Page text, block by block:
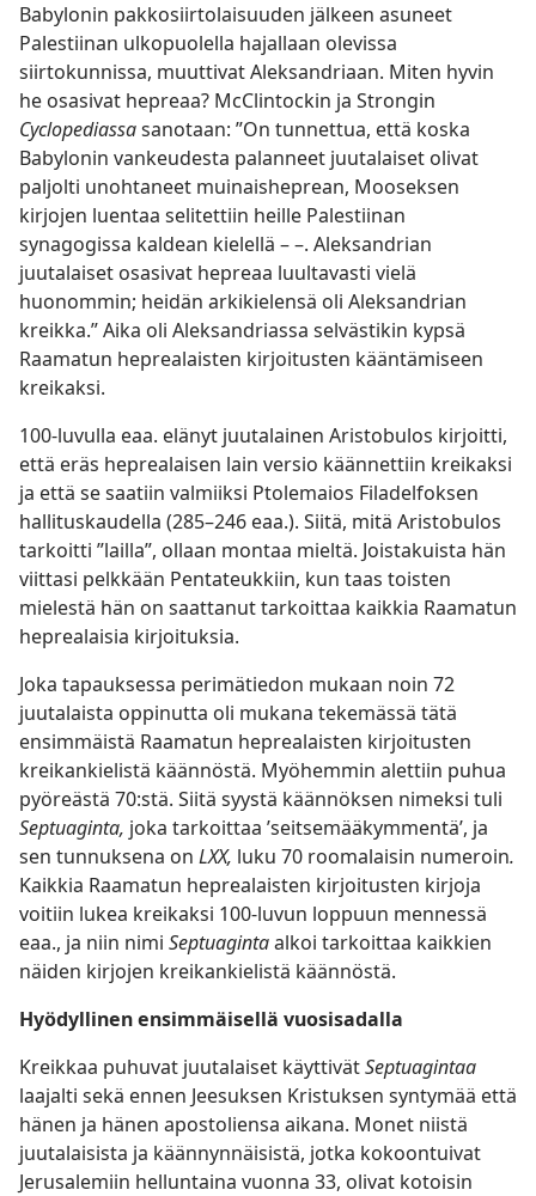
Babylonin pakkosiirtolaisuuden jälkeen asuneet
Palestiinan ulkopuolella hajallaan olevissa
siirtokunnissa, muuttivat Aleksandriaan. Miten hyvin
he osasivat hepreaa? McClintockin ja Strongin
Cyclopediassasanotaan: ”On tunnettua, että koska
Babylonin vankeudesta palanneet juutalaiset olivat
paljolti unohtaneet muinaisheprean, Mooseksen
kirjojen luentaa selitettiin heille Palestiinan
synagogissa kaldean kielellä – –. Aleksandrian
juutalaiset osasivat hepreaa luultavasti vielä
huonommin; heidän arkikielensä oli Aleksandrian
kreikka.” Aika oli Aleksandriassa selvästikin kypsä
Raamatun heprealaisten kirjoitusten kääntämiseen
kreikaksi.
100-luvulla eaa. elänyt juutalainen Aristobulos kirjoitti,
että eräs heprealaisen lain versio käännettiin kreikaksi
ja että se saatiin valmiiksi Ptolemaios Filadelfoksen
hallituskaudella (285–246 eaa.). Siitä, mitä Aristobulos
tarkoitti ”lailla”, ollaan montaa mieltä. Joistakuista hän
viittasi pelkkään Pentateukkiin, kun taas toisten
mielestä hän on saattanut tarkoittaa kaikkia Raamatun
heprealaisia kirjoituksia.
Joka tapauksessa perimätiedon mukaan noin 72
juutalaista oppinutta oli mukana tekemässä tätä
ensimmäistä Raamatun heprealaisten kirjoitusten
kreikankielistä käännöstä. Myöhemmin alettiin puhua
pyöreästä 70:stä. Siitä syystä käännöksen nimeksi tuli
Septuaginta, joka tarkoittaa ’seitsemääkymmentä’, ja
sen tunnuksena on LXX, luku 70 roomalaisin numeroin.
Kaikkia Raamatun heprealaisten kirjoitusten kirjoja
voitiin lukea kreikaksi 100-luvun loppuun mennessä
eaa., ja niin nimi Septuagintaalkoi tarkoittaa kaikkien
näiden kirjojen kreikankielistä käännöstä.
Hyödyllinen ensimmäisellä vuosisadalla
Kreikkaa puhuvat juutalaiset käyttivätSeptuagintaa
laajalti sekä ennen Jeesuksen Kristuksen syntymää että
hänen ja hänen apostoliensa aikana. Monet niistä
juutalaisista ja käännynnäisistä, jotka kokoontuivat
Jerusalemiin helluntaina vuonna 33, olivat kotoisin